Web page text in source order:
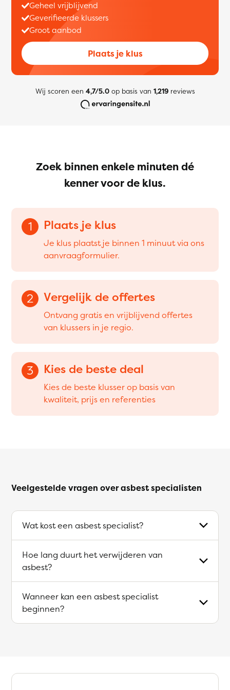
Geheel vrijblijvend
Geverifieerde klussers
Groot aanbod
Plaats je klus
Wij scoren een 4,7/5.0op basis van 1,219reviews
Zoek binnen enkele minuten dé
kenner voor de klus.
1 Plaats je klus
Je klus plaatst je binnen 1 minuut via ons
aanvraagformulier.
2 Vergelijk de offertes
Ontvang gratis en vrijblijvend offertes
van klussers in je regio.
3 Kies de beste deal
Kies de beste klusser op basis van
kwaliteit, prijs en referenties
Veelgestelde vragen over asbest specialisten
Wat kost een asbest specialist?
Hoe lang duurt het verwijderen van
asbest?
Wanneer kan een asbest specialist
beginnen?